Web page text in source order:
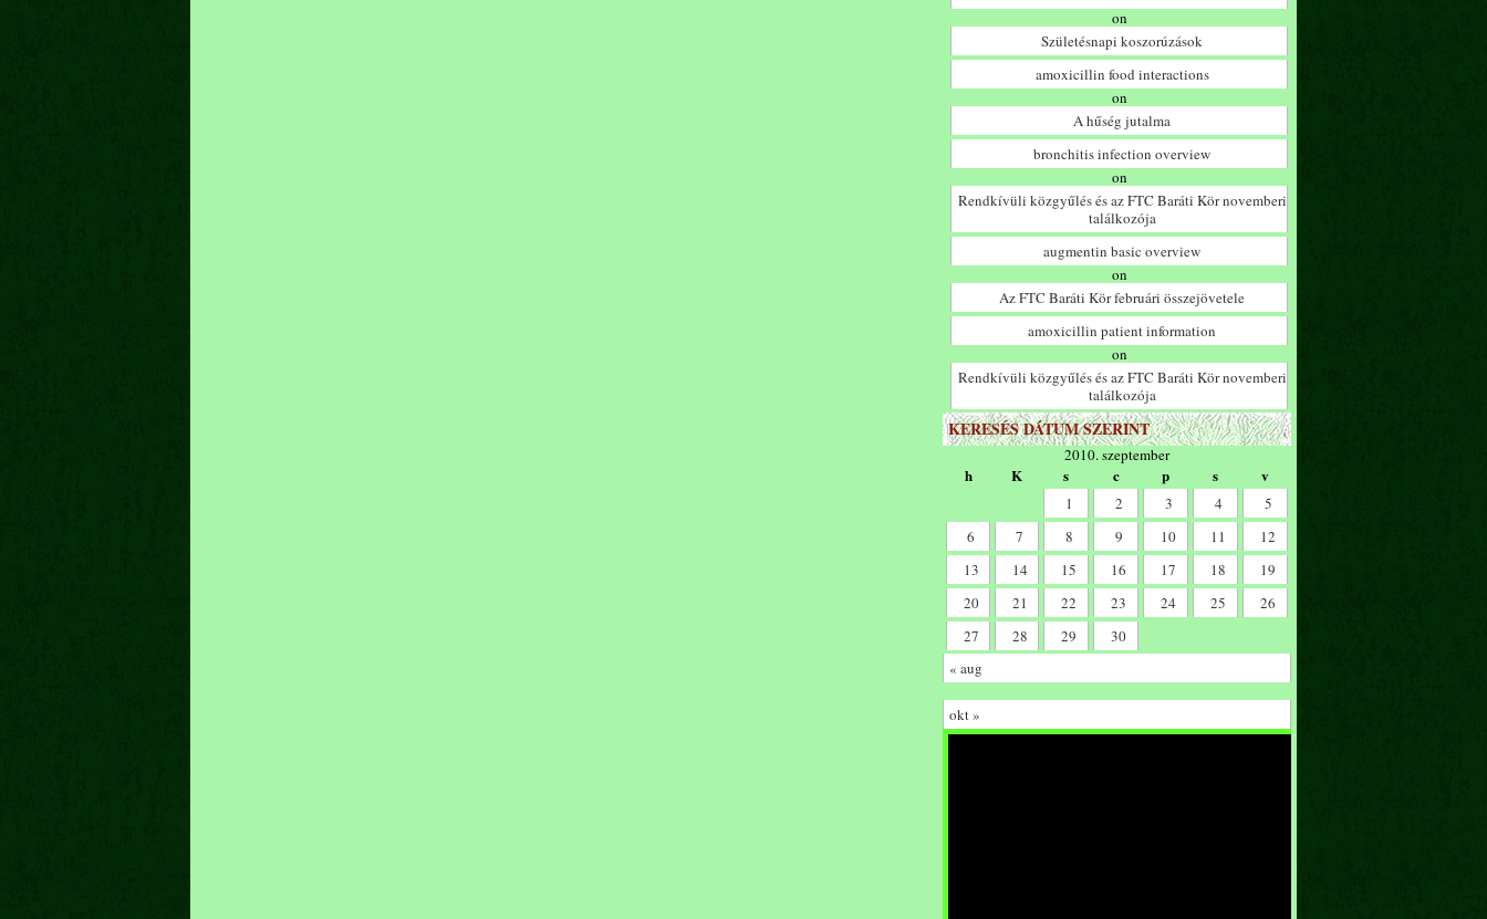
on
Születésnapi koszorúzások
amoxicillin food interactions
on
A hűség jutalma
bronchitis infection overview
on
Rendkívüli közgyűlés és az FTC Baráti Kör novemberi
találkozója
augmentin basic overview
on
Az FTC Baráti Kör februári összejövetele
amoxicillin patient information
on
Rendkívüli közgyűlés és az FTC Baráti Kör novemberi
találkozója
KERESÉS DÁTUM SZERINT
2010. szeptember
h K s c p s v
1 2 3 4
5
6
7 8 9 10 11
12
13
14 15 16 17 18
19
20
21 22 23 24 25
26
27
28 29
30
« aug
okt »